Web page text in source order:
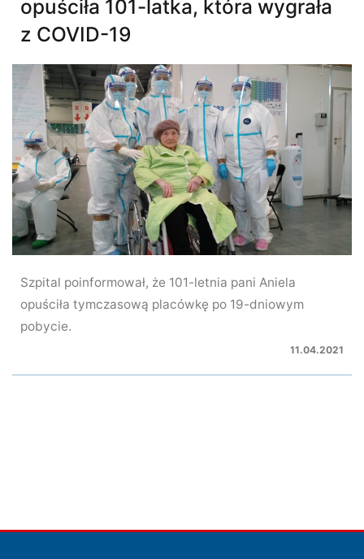
opuściła 101-latka, która wygrała
z COVID-19
Szpital poinformował, że 101-letnia pani Aniela
opuściła tymczasową placówkę po 19-dniowym
pobycie.
11.04.2021